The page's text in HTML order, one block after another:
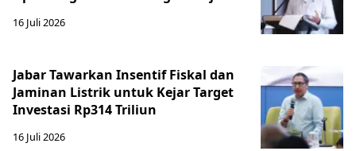
16 Juli 2026
Jabar Tawarkan Insentif Fiskal dan
Jaminan Listrik untuk Kejar Target
Investasi Rp314 Triliun
16 Juli 2026